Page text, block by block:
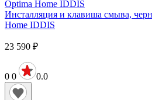
Инсталляция и клавиша смыва,
Home IDDIS
23 590 ₽
0 0 0.0